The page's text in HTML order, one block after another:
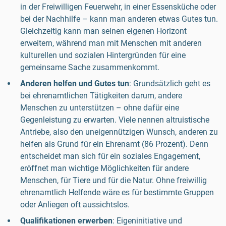
in der Freiwilligen Feuerwehr, in einer Essensküche oder
bei der Nachhilfe – kann man anderen etwas Gutes tun.
Gleichzeitig kann man seinen eigenen Horizont
erweitern, während man mit Menschen mit anderen
kulturellen und sozialen Hintergründen für eine
gemeinsame Sache zusammenkommt.
Anderen helfen und Gutes tun: Grundsätzlich geht es
bei ehrenamtlichen Tätigkeiten darum, andere
Menschen zu unterstützen – ohne dafür eine
Gegenleistung zu erwarten. Viele nennen altruistische
Antriebe, also den uneigennützigen Wunsch, anderen zu
helfen als Grund für ein Ehrenamt (86 Prozent). Denn
entscheidet man sich für ein soziales Engagement,
eröffnet man wichtige Möglichkeiten für andere
Menschen, für Tiere und für die Natur. Ohne freiwillig
ehrenamtlich Helfende wäre es für bestimmte Gruppen
oder Anliegen oft aussichtslos.
Qualifikationen erwerben: Eigeninitiative und